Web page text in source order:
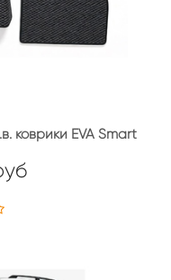
коврики EVA Smart